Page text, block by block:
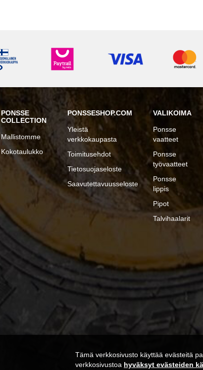
PONSSE
COLLECTION
Mallistomme
Kokotaulukko
PONSSESHOP.COM
Yleistä
verkkokaupasta
Toimitusehdot
Tietosuojaseloste
Saavutettavuusseloste
VALIKOIMA
Ponsse
vaatteet
Ponsse
työvaatteet
Ponsse
lippis
Pipot
Talvihaalarit
Tämä verkkosivusto käyttää evästeitä
verkkosivustoa hyväksyt evästeiden